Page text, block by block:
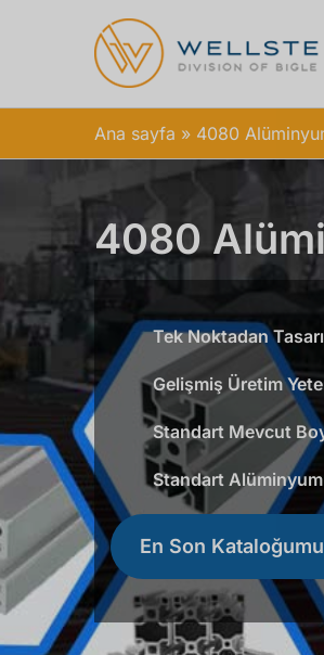
Ana sayfa 4080
4080
Tek Noktadan
Gelişmiş Üretim
Standart Mevcut
Standart Alüminyum
En Son